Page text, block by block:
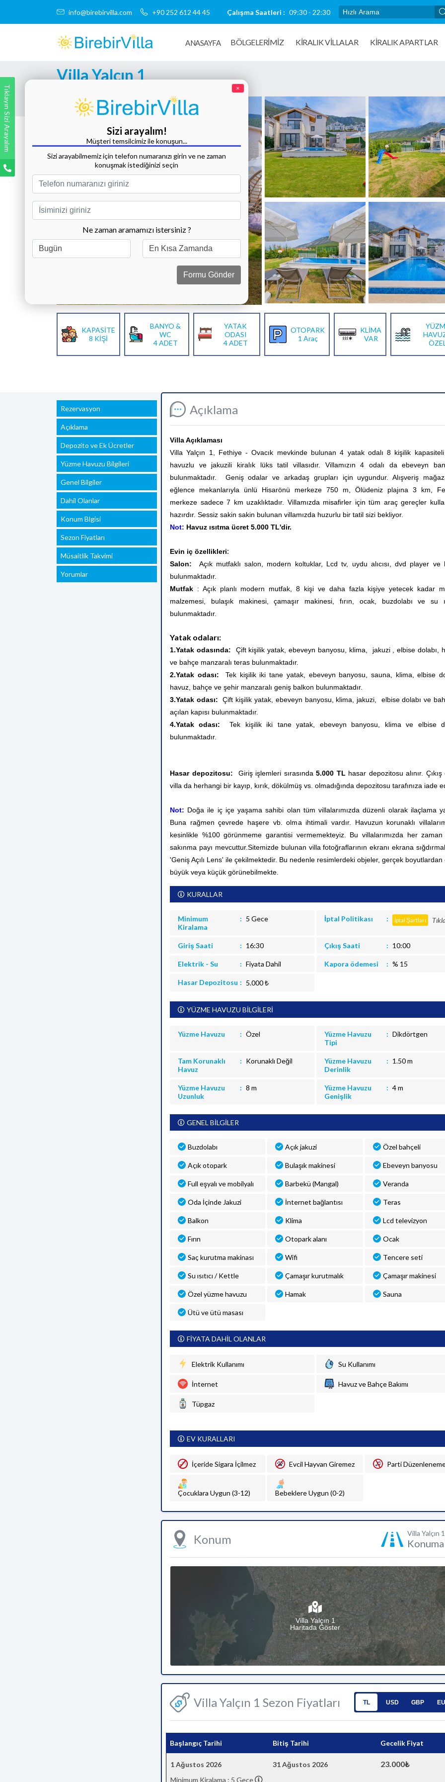
info@birebirvilla.com +90 252 612 44 45 Çalışma Saatleri : 09:30 - 22:30
ANASAYFA BÖLGELERİMİZ KIRALIK VILLALAR KİRALIK APARTLAR
Villa Yalçın 1
Tüm Fotoğrafları Göster
KAPASİTE
8 KİŞİ
BANYO &
WC
4 ADET
YATAK
ODASI
4 ADET
OTOPARK
1 Araç
KLİMA
VAR
Rezervasyon
Açıklama
Depozito ve Ek Ücretler
Yüzme Havuzu Bilgileri
Genel Bilgiler
Dahil Olanlar
Konum Blgisi
Sezon Fiyatları
Müsaitlik Takvimi
Yorumlar
Açıklama
Villa Açıklaması
Villa Yalçın 1, Fethiye - Ovacık mevkinde bulunan 4 yatak odalı 8 kişilik
havuzlu ve jakuzili kiralık lüks tatil villasıdır. Villamızın 4 odalı da ebeveyn
bulunmaktadır.
Geniş odalar ve arkadaş grupları için uygundur. Alışveriş
eğlence mekanlarıyla ünlü Hisarönü merkeze 750 m, Ölüdeniz plajına 3 km,
merkeze sadece 7 km uzaklıktadır. Villamızda misafirler için tüm araç gereçler
hazırdır. Sessiz sakin sakin bulunan villamızda huzurlu bir tatil sizi bekliyor.
Not: Havuz ısıtma ücret 5.000 TL'dir.
Evin iç özellikleri:
Salon: Açık mutfaklı salon, modern koltuklar, Lcd tv, uydu alıcısı, dvd player ve
bulunmaktadır.
Mutfak : Açık planlı modern mutfak, 8 kişi ve daha fazla kişiye yetecek kadar
malzemesi, bulaşık makinesi, çamaşır makinesi, fırın, ocak, buzdolabı ve su
bulunmaktadır.
Yatak odaları:
1.Yatak odasında: Çift kişilik yatak, ebeveyn banyosu, klima, jakuzi, elbise dolabı,
ve bahçe manzaralı teras bulunmaktadır.
2.Yatak odası:
Tek kişilik iki tane yatak, ebeveyn banyosu, sauna, klima,elbise
havuz, bahçe ve şehir manzaralı geniş balkon bulunmaktadır.
3.Yatak odası:
Çift kişilik yatak, ebeveyn banyosu, klima, jakuzi,
elbise dolabı ve
açılan kapısı bulunmaktadır.
4.Yatak odası: Tek kişilik iki tane yatak, ebeveyn banyosu, klima ve elbise
bulunmaktadır.
Hasar depozitosu: Giriş işlemleri sırasında 5.000 TL hasar depozitosu alınır.
villa da herhangi bir kayıp, kırık, dökülmüş vs. olmadığında depozitosu tarafınıza iade
Not: Doğa ile iç içe yaşama sahibi olan tüm villalarımızda düzenli olarak ilaçlama
Buna rağmen çevrede haşere vb. olma ihtimali vardır. Havuzun korunaklı
kesinlikle %100 görünmeme garantisi vermemekteyiz. Bu villalarımızda her
sakınma payı mevcuttur.Sitemizde bulunan villa fotoğraflarının ekranı ekrana
'Geniş Açılı Lens' ile çekilmektedir. Bu nedenle resimlerdeki objeler, gerçek boyutlardan
büyük veya küçük görünebilmekte.
KURALLAR
Minimum
Kiralama
5 Gece İptal Politikası İptal Şartları
Giriş Saati 16:30 Çıkış Saati 10:00
Elektrik - Su Fiyata Dahil Kapora ödemesi % 15
Hasar Depozitosu 5.000 ₺
YÜZME HAVUZU BİLGİLERİ
Yüzme Havuzu Özel
Yüzme Havuzu
Tipi
Dikdörtgen
Tam Korunaklı
Havuz
Korunaklı Değil
Yüzme Havuzu
Derinlik
1.50 m
Yüzme Havuzu
Uzunluk
8 m
Yüzme Havuzu
Genişlik
4 m
GENEL BİLGİLER
Buzdolabı Açık jakuzi Özel bahçeli
Açık otopark Bulaşık makinesi Ebeveyn banyosu
Full eşyalı ve mobilyalı Barbekü (Mangal) Veranda
Oda İçinde Jakuzi İnternet bağlantısı Teras
Balkon Klima Lcd televizyon
Fırın Otopark alanı Ocak
Saç kurutma makinası Wifi Tencere seti
Su ısıtıcı / Kettle Çamaşır kurutmalık Çamaşır makinesi
Özel yüzme havuzu Hamak Sauna
Ütü ve ütü masası
FİYATA DAHİL OLANLAR
Elektrik Kullanımı Su Kullanımı
İnternet Havuz ve Bahçe Bakımı
Tüpgaz
EV KURALLARI
İçeride Sigara İçilmez Evcil Hayvan Giremez Parti
Çocuklara Uygun (3-12) Bebeklere Uygun (0-2)
Konum Villa Yalçın 1
Villa Yalçın 1
Haritada Göster
Villa Yalçın 1 Sezon Fiyatları TL USD GBP
Başlangıç Tarihi Bitiş Tarihi Gecelik Fiyat
1 Ağustos 2026 31 Ağustos 2026 23.000₺
Minimum Kiralama : 5 Gece
Tıklayın Sizi Arayalım ×
Sizi arayalım!
Müşteri temsilcimiz ile konuşun...
Sizi arayabilmemiz için telefon numaranızı girin ve ne zaman
konuşmak istediğinizi seçin
Ne zaman aramamızı istersiniz ?
Formu Gönder